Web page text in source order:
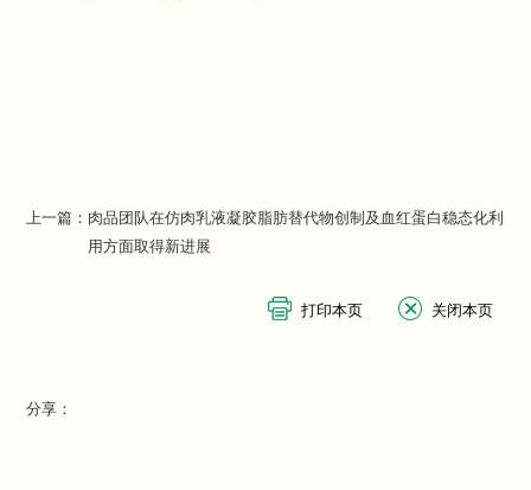
上一篇： 肉品团队在仿肉乳液凝胶脂肪替代物创制及血红蛋白稳态化利
用方面取得新进展
分享：